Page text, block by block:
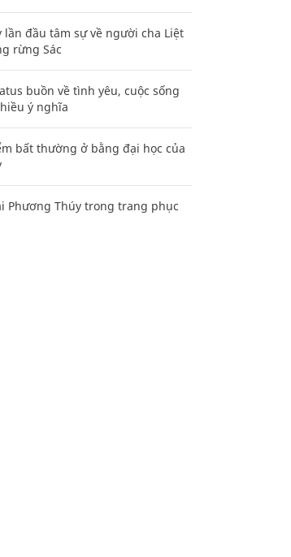
lần đầu tâm sự về người cha Liệt
rừng Sác
buồn về tình yêu, cuộc sống
ý nghĩa
bất thường ở bằng đại học của
Phương Thúy trong trang phục